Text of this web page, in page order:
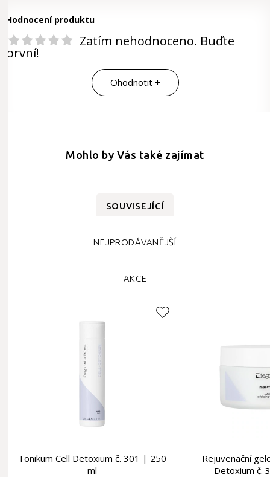
Hodnocení produktu
Zatím nehodnoceno. Buďte
první!
Ohodnotit +
Mohlo by Vás také zajímat
SOUVISEJÍCÍ
NEJPRODÁVANĚJŠÍ
AKCE
Tonikum Cell Detoxium č. 301 | 250
ml
Rejuvenační
Detoxium č.